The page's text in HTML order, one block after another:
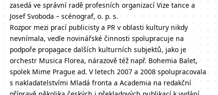
zasedá ve správní radě profesních organizací Vize tance a
Josef Svoboda – scénograf, o. p. s.
Rozpor mezi prací publicisty a PR v oblasti kultury nikdy
nevnímala, vedle novinářské činnosti spolupracuje na
podpoře propagace dalších kulturních subjektů, jako je
orchestr Musica Florea, nárazově též např. Bohemia Balet,
spolek Mime Prague ad. V letech 2007 a 2008 spolupracovala
s nakladatelstvími Mladá fronta a Academia na redakční